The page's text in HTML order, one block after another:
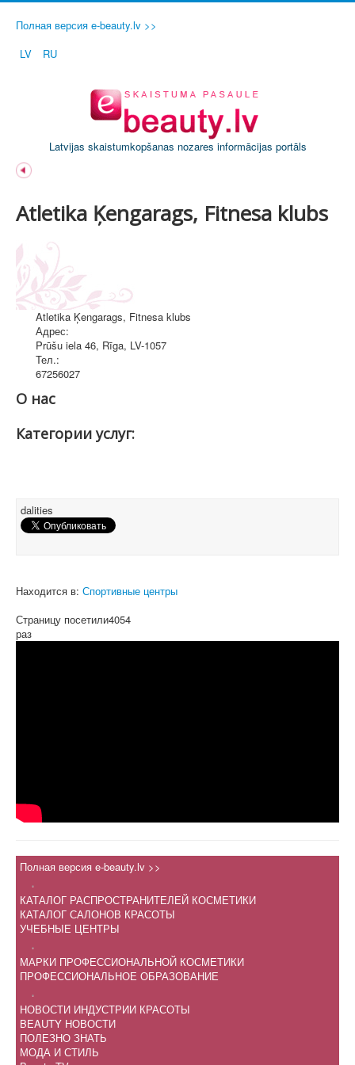
Полная версия e-beauty.lv >>
LV
RU
Latvijas skaistumkopšanas nozares informācijas portāls
Atletika Ķengarags, Fitnesa klubs
Atletika Ķengarags, Fitnesa klubs
Адрес:
Prūšu iela 46, Rīga, LV-1057
Тел.:
67256027
О нас
Категории услуг:
dalities
Находится в: Спортивные центры
Страницу посетили4054
раз
Полная версия e-beauty.lv >>
.
КАТАЛОГ РАСПРОСТРАНИТЕЛЕЙ КОСМЕТИКИ
КАТАЛОГ САЛОНОВ КРАСОТЫ
УЧЕБНЫЕ ЦЕНТРЫ
.
МАРКИ ПРОФЕССИОНАЛЬНОЙ КОСМЕТИКИ
ПРОФЕССИОНАЛЬНОЕ ОБРАЗОВАНИЕ
.
НОВОСТИ ИНДУСТРИИ КРАСОТЫ
BEAUTY НОВОСТИ
ПОЛЕЗНО ЗНАТЬ
МОДА И СТИЛЬ